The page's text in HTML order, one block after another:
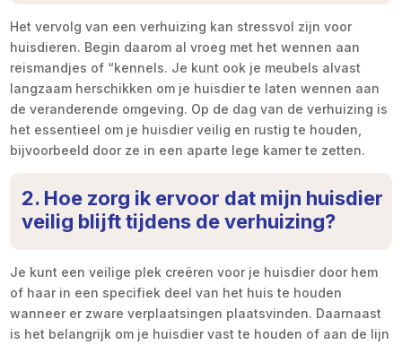
Het vervolg van een verhuizing kan stressvol zijn voor
huisdieren. Begin daarom al vroeg met het wennen aan
reismandjes of “kennels. Je kunt ook je meubels alvast
langzaam herschikken om je huisdier te laten wennen aan
de veranderende omgeving. Op de dag van de verhuizing is
het essentieel om je huisdier veilig en rustig te houden,
bijvoorbeeld door ze in een aparte lege kamer te zetten.
2. Hoe zorg ik ervoor dat mijn huisdier
veilig blijft tijdens de verhuizing?
Je kunt een veilige plek creëren voor je huisdier door hem
of haar in een specifiek deel van het huis te houden
wanneer er zware verplaatsingen plaatsvinden. Daarnaast
is het belangrijk om je huisdier vast te houden of aan de lijn